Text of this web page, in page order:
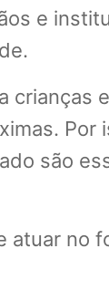
e
Por
são
atuar no